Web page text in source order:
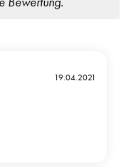
19.04.2021